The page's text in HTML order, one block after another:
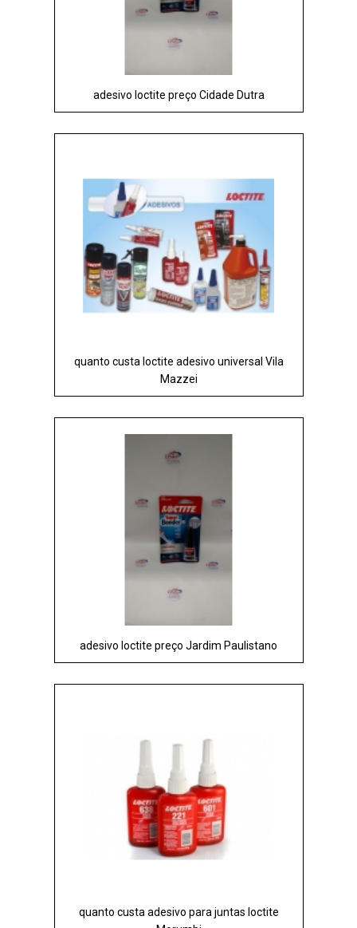
adesivo loctite preço Cidade Dutra
quanto custa loctite adesivo universal Vila
Mazzei
adesivo loctite preço Jardim Paulistano
quanto custa adesivo para juntas loctite